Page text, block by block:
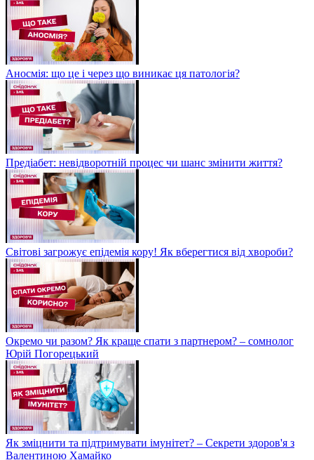
Аносмія: що це і через що виникає ця патологія?
Предіабет: невідворотній процес чи шанс змінити життя?
Світові загрожує епідемія кору! Як вберегтися від хвороби?
Окремо чи разом? Як краще спати з партнером? – сомнолог
Юрій Погорецький
Як зміцнити та підтримувати імунітет? – Секрети здоров'я з
Валентиною Хамайко